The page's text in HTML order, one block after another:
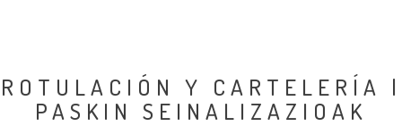
ROTULACIÓN Y CARTELERÍA |
PASKIN SEINALIZAZIOAK